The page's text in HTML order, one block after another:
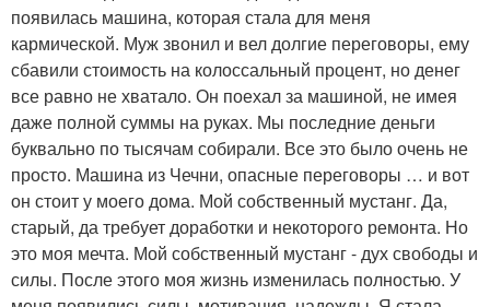
появилась машина, которая стала для меня
кармической. Муж звонил и вел долгие переговоры, ему
сбавили стоимость на колоссальный процент, но денег
все равно не хватало. Он поехал за машиной, не имея
даже полной суммы на руках. Мы последние деньги
буквально по тысячам собирали. Все это было очень не
просто. Машина из Чечни, опасные переговоры … и вот
он стоит у моего дома. Мой собственный мустанг. Да,
старый, да требует доработки и некоторого ремонта. Но
это моя мечта. Мой собственный мустанг - дух свободы и
силы. После этого моя жизнь изменилась полностью. У